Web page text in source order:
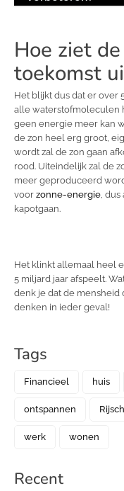
Hoe ziet
toekomst
Het blijkt dus dat er over
alle waterstofmoleculen
geen energie meer kan
de zon heel erg groot,
wordt zal de zon gaan
rood. Uiteindelijk zal de
meer geproduceerd
voor zonne-energie ,
kapotgaan.
Het klinkt allemaal heel
5 miljard jaar afspeelt.
denk je dat de mensheid
denken in ieder geval!
Tags
Financieel huis
ontspannen
werk wonen
Recent